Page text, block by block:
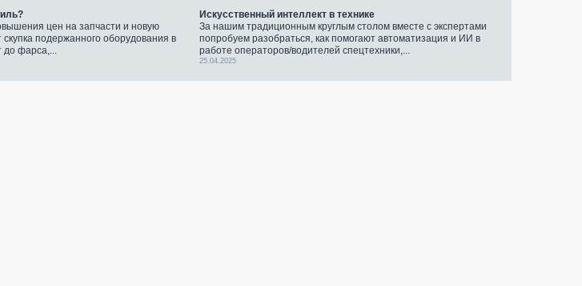
цен на запчасти и новую
подержанного оборудования в
до фарса,...
Искусственный интеллект в технике
За нашим традиционным круглым столом вместе с экспертами
попробуем разобраться, как помогают автоматизация и ИИ в
работе операторов/водителей спецтехники,...
25.04.2025